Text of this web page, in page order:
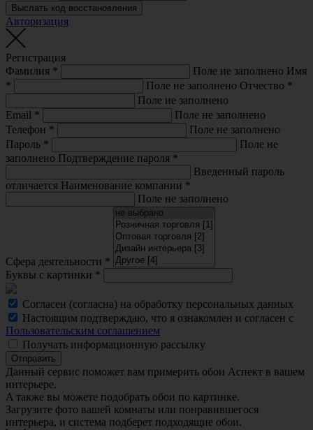
Выслать код восстановления
Авторизация
Регистрация
Фамилия * Поле не заполнено Имя
*
Поле не заполнено Отчество *
Поле не заполнено
Email *
Поле не заполнено
Телефон *
Поле не заполнено
Пароль *
Поле не
заполнено Подтверждение пароля *
Введенный пароль
отличается Наименование компании *
Поле не заполнено
Сфера деятельности *
Буквы с картинки *
Согласен (согласна) на обработку персональных данных
Настоящим подтверждаю, что я ознакомлен и согласен с
Пользовательским соглашением
Получать информационную рассылку
Отправить
Данный сервис поможет вам примерить обои Аспект в вашем
интерьере.
A также вы можете подобрать обои по картинке.
Загрузите фото вашей комнаты или понравившегося
интерьера, и система подберет подходящие обои.